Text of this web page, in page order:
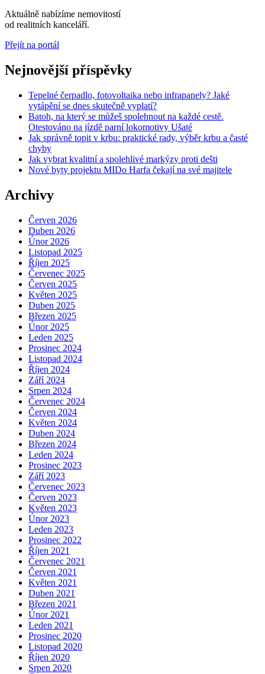
Aktuálně nabízíme nemovitostí
od realitních kanceláří.
Přejít na portál
Nejnovější příspěvky
Tepelné čerpadlo, fotovoltaika nebo infrapanely? Jaké
vytápění se dnes skutečně vyplatí?
Batoh, na který se můžeš spolehnout na každé cestě.
Otestováno na jízdě parní lokomotivy Ušaté
Jak správně topit v krbu: praktické rady, výběr krbu a časté
chyby
Jak vybrat kvalitní a spolehlivé markýzy proti dešti
Nové byty projektu MIDo Harfa čekají na své majitele
Archivy
Červen 2026
Duben 2026
Únor 2026
Listopad 2025
Říjen 2025
Červenec 2025
Červen 2025
Květen 2025
Duben 2025
Březen 2025
Únor 2025
Leden 2025
Prosinec 2024
Listopad 2024
Říjen 2024
Září 2024
Srpen 2024
Červenec 2024
Červen 2024
Květen 2024
Duben 2024
Březen 2024
Leden 2024
Prosinec 2023
Září 2023
Červenec 2023
Červen 2023
Květen 2023
Únor 2023
Leden 2023
Prosinec 2022
Říjen 2021
Červenec 2021
Červen 2021
Květen 2021
Duben 2021
Březen 2021
Únor 2021
Leden 2021
Prosinec 2020
Listopad 2020
Říjen 2020
Srpen 2020